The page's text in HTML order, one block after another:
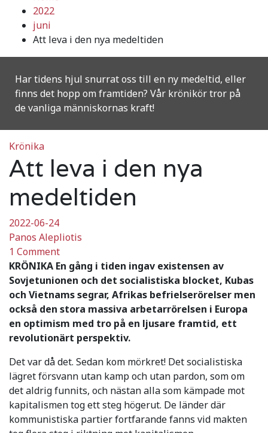
2022
juni
Att leva i den nya medeltiden
Har tidens hjul snurrat oss till en ny medeltid, eller
finns det hopp om framtiden? Vår krönikör tror på
de vanliga människornas kraft!
Krönika
Att leva i den nya
medeltiden
2022-06-24
Panos Alepliotis
1 Comment
KRÖNIKA En gång i tiden ingav existensen av
Sovjetunionen och det socialistiska blocket, Kubas
och Vietnams segrar, Afrikas befrielserörelser men
också den stora massiva arbetarrörelsen i Europa
en optimism med tro på en ljusare framtid, ett
revolutionärt perspektiv.
Det var då det. Sedan kom mörkret! Det socialistiska
lägret försvann utan kamp och utan pardon, som om
det aldrig funnits, och nästan alla som kämpade mot
kapitalismen tog ett steg högerut. De länder där
kommunistiska partier fortfarande fanns vid makten